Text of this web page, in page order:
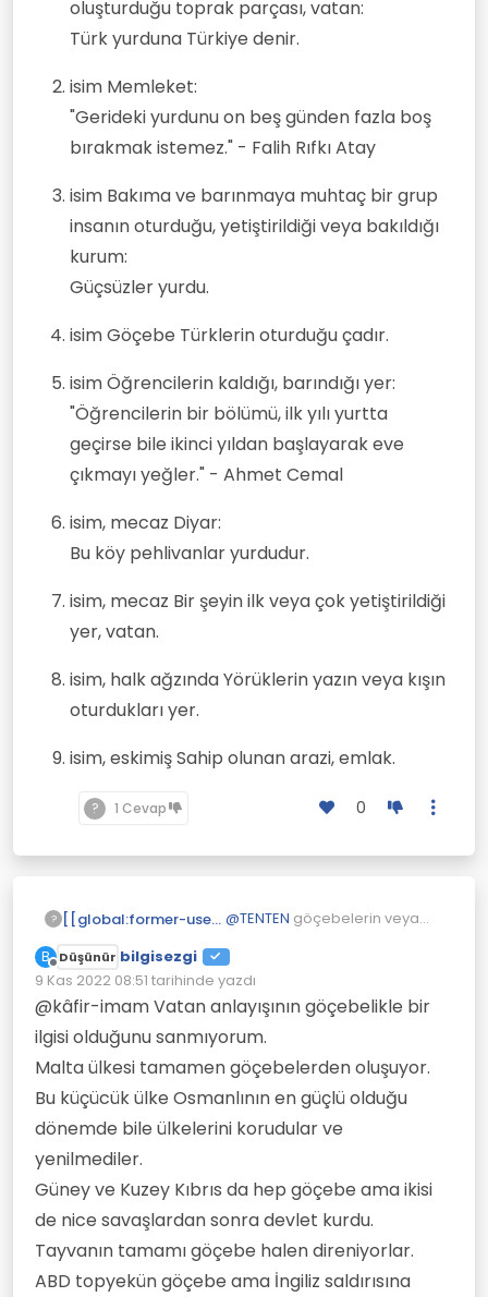
oluşturduğu toprak parçası, vatan:
Türk yurduna Türkiye denir.
isim Memleket:
"Gerideki yurdunu on beş günden fazla boş
bırakmak istemez." - Falih Rıfkı Atay
isim Bakıma ve barınmaya muhtaç bir grup
insanın oturduğu, yetiştirildiği veya bakıldığı
kurum:
Güçsüzler yurdu.
isim Göçebe Türklerin oturduğu çadır.
isim Öğrencilerin kaldığı, barındığı yer:
"Öğrencilerin bir bölümü, ilk yılı yurtta
geçirse bile ikinci yıldan başlayarak eve
çıkmayı yeğler." - Ahmet Cemal
isim, mecaz Diyar:
Bu köy pehlivanlar yurdudur.
isim, mecaz Bir şeyin ilk veya çok yetiştirildiği
yer, vatan.
isim, halk ağzında Yörüklerin yazın veya kışın
oturdukları yer.
isim, eskimiş Sahip olunan arazi, emlak.
? 1 Cevap 0
? [[global:former-user]] @TENTEN göçebelerin veya
alan savunması vatan sevgisi
ile açıklanamaz. Onların
yaptığı sömürecek
kaynaklarını başkalarına
kaptırmamak.
Vatan sevgisi kurallara
uymakla yani anayasaya
uymak ve korumakla açıklanır.
Yağmacı toplumlarda Kural
olmaz. Tıpkı yakınımızda ki
insanlar gibi. Herkes bir yolunu
bulup kapabildiği kadar
ganimet almaya çalışır.
Yağmacı toplumlar parası çok
bile olsa yaşadığı yere önem
vermez.
B
Çevrimdışı
Düşünür bilgisezgi
9 Kas 2022 08:51 tarihinde yazdı
Son düzenleyen:
@kâfir-imam Vatan anlayışının göçebelikle bir
ilgisi olduğunu sanmıyorum.
Malta ülkesi tamamen göçebelerden oluşuyor.
Bu küçücük ülke Osmanlının en güçlü olduğu
dönemde bile ülkelerini korudular ve
yenilmediler.
Güney ve Kuzey Kıbrıs da hep göçebe ama ikisi
de nice savaşlardan sonra devlet kurdu.
Tayvanın tamamı göçebe halen direniyorlar.
ABD topyekün göçebe ama İngiliz saldırısına